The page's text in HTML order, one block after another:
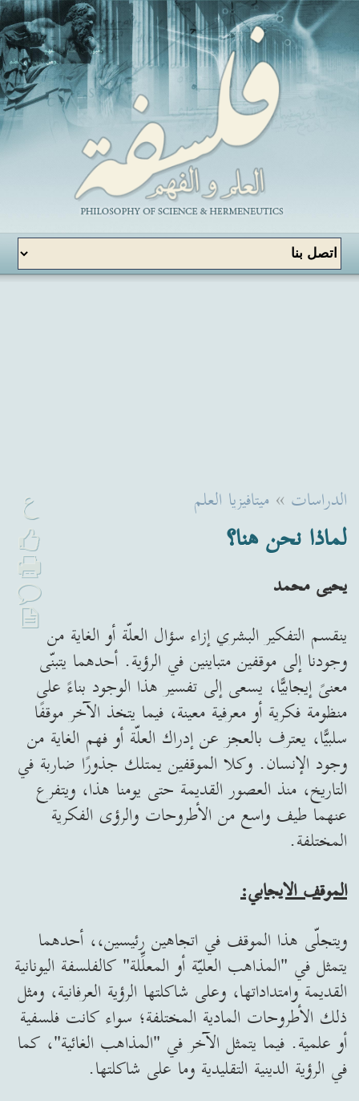
ع الدراسات » ميتافيزيا العلم
لماذا نحن هنا؟
يحيى محمد
ينقسم التفكير البشري إزاء سؤال العلّة أو الغاية من
وجودنا إلى موقفين متباينين في الرؤية. أحدهما يتبنّى
معنىً إيجابيًّا، يسعى إلى تفسير هذا الوجود بناءً على
منظومة فكرية أو معرفية معينة، فيما يتخذ الآخر موقفًا
سلبيًّا، يعترف بالعجز عن إدراك العلّة أو فهم الغاية من
وجود الإنسان. وكلا الموقفين يمتلك جذورًا ضاربة في
التاريخ، منذ العصور القديمة حتى يومنا هذا، ويتفرع
عنهما طيف واسع من الأطروحات والرؤى الفكرية
المختلفة.
الموقف الايجابي:
ويتجلّى هذا الموقف في اتجاهين رئيسين،، أحدهما
يتمثل في "المذاهب العليّة أو المعلِّلة" كالفلسفة اليونانية
القديمة وامتداداتها، وعلى شاكلتها الرؤية العرفانية، ومثل
ذلك الأطروحات المادية المختلفة؛ سواء كانت فلسفية
أو علمية. فيما يتمثل الآخر في "المذاهب الغائية"، كما
في الرؤية الدينية التقليدية وما على شاكلتها.